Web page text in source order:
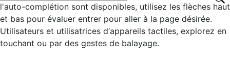
:l'auto-complétion sont disponibles, utilisez les flèches haut
et bas pour évaluer entrer pour aller à la page désirée.
Utilisateurs et utilisatrices d‘appareils tactiles, explorez en
touchant ou par des gestes de balayage.